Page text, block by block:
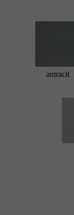
antracit